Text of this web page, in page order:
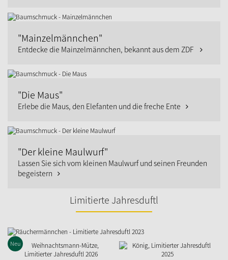
"Mainzelmännchen"
Entdecke die Mainzelmännchen, bekannt aus dem ZDF
"Die Maus"
Erlebe die Maus, den Elefanten und die freche Ente
"Der kleine Maulwurf"
Lassen Sie sich vom kleinen Maulwurf und seinen Freunden
begeistern
Limitierte Jahresduftl
Neu